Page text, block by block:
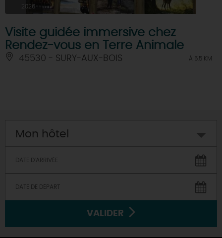
2026
Visite guidée immersive chez
Rendez-vous en Terre Animale
45530 - SURY-AUX-BOIS À 5.5 KM
Mon hôtel
VALIDER